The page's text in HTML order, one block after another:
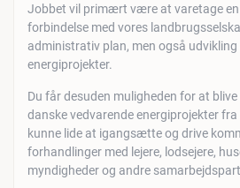
Jobbet vil primært være at varetage
forbindelse med vores
administrativ plan, men også
energiprojekter.
Du får desuden muligheden for at
danske vedvarende energiprojekter
kunne lide at igangsætte og drive
forhandlinger med lejere, lodsejere,
myndigheder og andre